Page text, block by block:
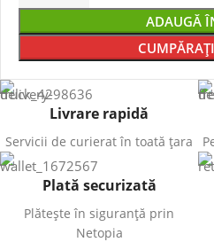
ADAUGĂ
Livrare rapidă
Servicii de curierat în toată țara
Plată securizată
Plătește în siguranță prin
Netopia